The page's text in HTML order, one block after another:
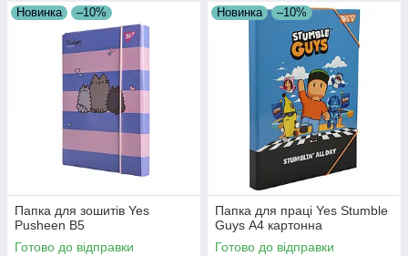
Новинка –10%
Папка для зошитів Yes
Pusheen В5
Готово до відправки
Новинка –10%
Папка для праці Yes Stumble
Guys А4 картонна
Готово до відправки